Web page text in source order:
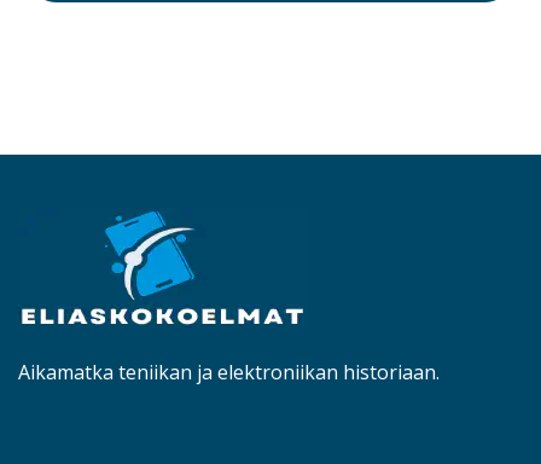
Aikamatka teniikan ja elektroniikan historiaan.